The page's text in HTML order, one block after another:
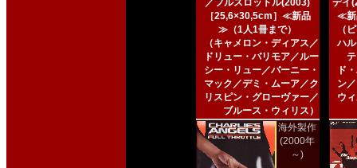
／フルスロットル(2003)
［25,6×30,5cm］≪新品
≫（1人1冊まで）
（キャメロン・ディアス／
ドリュー・バリモア／ルー
シー・リュー／バーニー・
マック／デミ・ムーア／ク
リスピン・グローヴァー／
ブルース・ウィリス）
海外製作
(2000年
～)
デイ
≪新
（
ハ
ド
ン
ウ